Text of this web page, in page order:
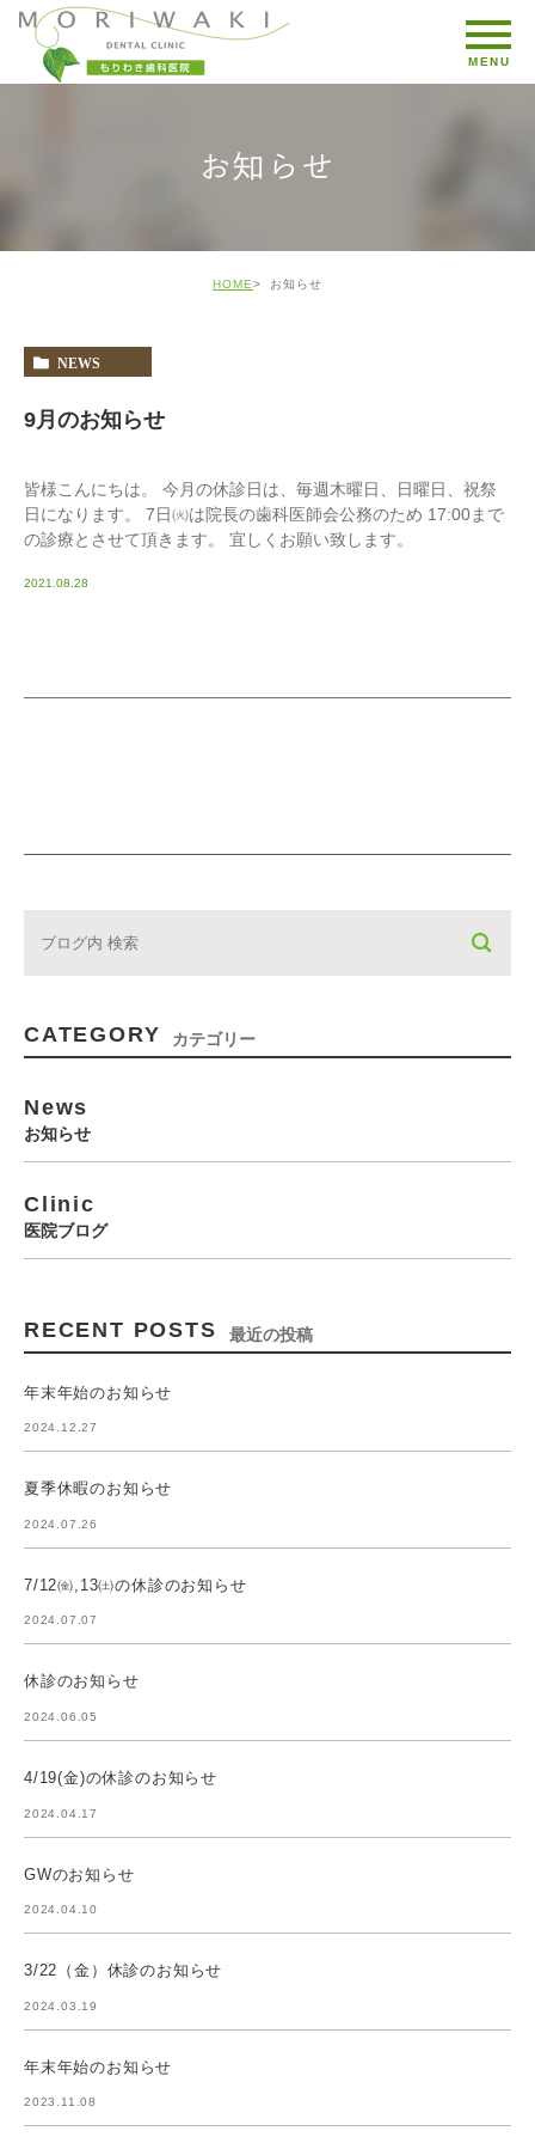
お知らせ
HOME お知らせ
NEWS
9月のお知らせ
皆様こんにちは。 今月の休診日は、毎週木曜日、日曜日、祝祭
日になります。 7日㈫は院長の歯科医師会公務のため 17:00まで
の診療とさせて頂きます。 宜しくお願い致します。
2021.08.28
CATEGORY カテゴリー
News
お知らせ
Clinic
医院ブログ
RECENT POSTS 最近の投稿
年末年始のお知らせ
2024.12.27
夏季休暇のお知らせ
2024.07.26
7/12㈮,13㈯の休診のお知らせ
2024.07.07
休診のお知らせ
2024.06.05
4/19(金)の休診のお知らせ
2024.04.17
GWのお知らせ
2024.04.10
3/22（金）休診のお知らせ
2024.03.19
年末年始のお知らせ
2023.11.08